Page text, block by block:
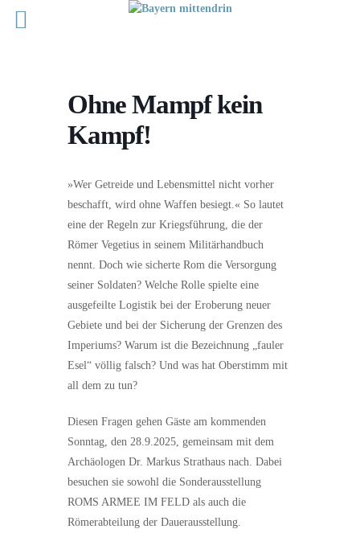
Ohne Mampf kein
Kampf!
»Wer Getreide und Lebensmittel nicht vorher
beschafft, wird ohne Waffen besiegt.« So lautet
eine der Regeln zur Kriegsführung, die der
Römer Vegetius in seinem Militärhandbuch
nennt. Doch wie sicherte Rom die Versorgung
seiner Soldaten? Welche Rolle spielte eine
ausgefeilte Logistik bei der Eroberung neuer
Gebiete und bei der Sicherung der Grenzen des
Imperiums? Warum ist die Bezeichnung „fauler
Esel“ völlig falsch? Und was hat Oberstimm mit
all dem zu tun?
Diesen Fragen gehen Gäste am kommenden
Sonntag, den 28.9.2025, gemeinsam mit dem
Archäologen Dr. Markus Strathaus nach. Dabei
besuchen sie sowohl die Sonderausstellung
ROMS ARMEE IM FELD als auch die
Römerabteilung der Dauerausstellung.